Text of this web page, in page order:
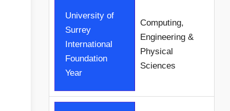
University of
Surrey
International
Foundation
Year
Computing,
Engineering &
Physical
Sciences